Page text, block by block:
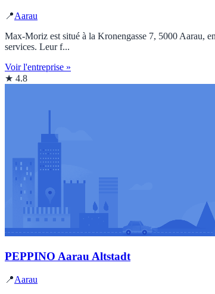
📍Aarau
Max-Moriz est situé à la Kronengasse 7, 5000 Aarau,
services. Leur f...
Voir l'entreprise »
★ 4.8
PEPPINO Aarau Altstadt
📍Aarau